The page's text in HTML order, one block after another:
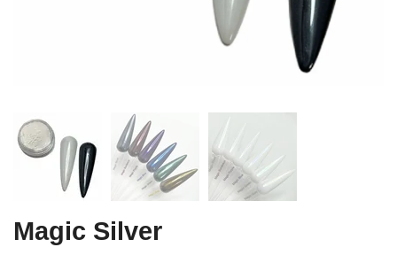
Magic Silver